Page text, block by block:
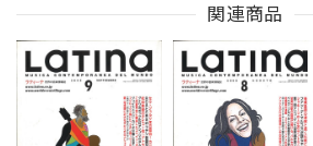
関連商品